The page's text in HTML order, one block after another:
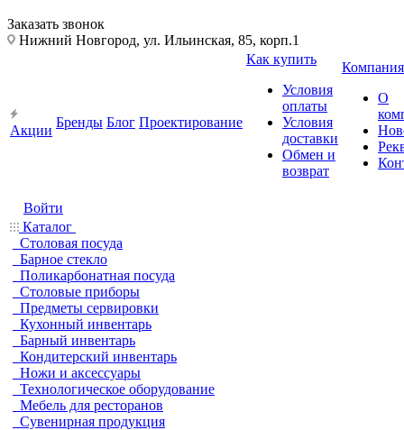
Заказать звонок
Нижний Новгород, ул. Ильинская, 85, корп.1
Акции
Бренды Блог Проектирование
Как купить
Условия
оплаты
Условия
доставки
Обмен и
возврат
Компания
О
Войти
Каталог
Столовая посуда
Барное стекло
Поликарбонатная посуда
Столовые приборы
Предметы сервировки
Кухонный инвентарь
Барный инвентарь
Кондитерский инвентарь
Ножи и аксессуары
Технологическое оборудование
Мебель для ресторанов
Сувенирная продукция